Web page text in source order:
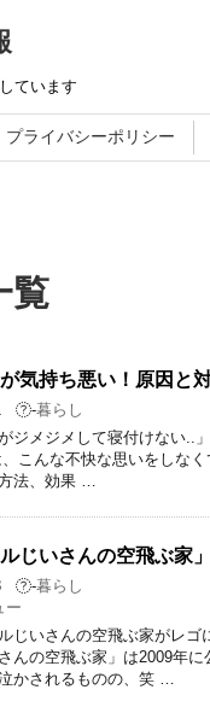
ています
プライバシーポリシー
覧
気持ち悪い！原因と
-暮らし
ジメジメして寝付けない..
こんな不快な思いをしな
法、効果 …
じいさんの空飛ぶ家
-暮らし
ー
ルじいさんの空飛ぶ家がレ
さんの空飛ぶ家」は2009年
かされるものの、笑 …